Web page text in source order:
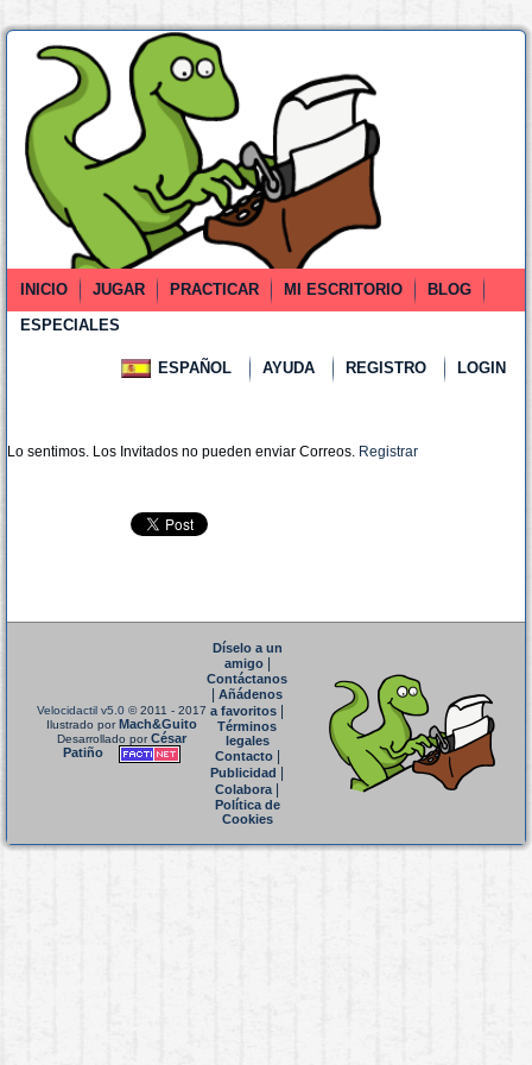
INICIO JUGAR PRACTICAR MI ESCRITORIO
BLOG
ESPECIALES
ESPAÑOL AYUDA REGISTRO LOGIN
Lo sentimos. Los Invitados no pueden enviar Correos. Registrar
Velocidactil v5.0 © 2011 - 2017
Ilustrado porMach&Guito
Desarrollado porCésar
Patiño
Díselo a un
amigo|
Contáctanos
Añádenos
a favoritos
Términos
legales
Contacto|
Publicidad
Colabora|
Política de
Cookies